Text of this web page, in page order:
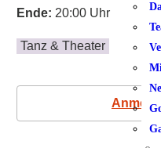
Ende: 20:00 Uhr
Tanz & Theater